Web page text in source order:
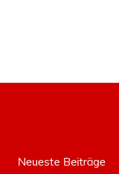
Neueste Beiträge